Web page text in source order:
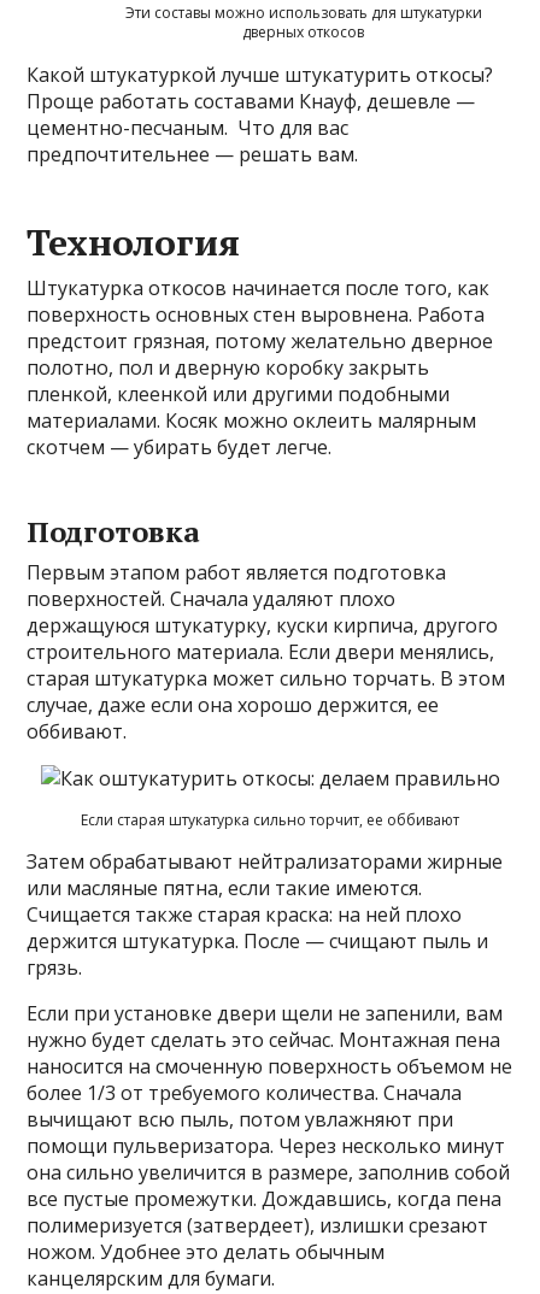
Эти составы можно использовать для штукатурки
дверных откосов
Какой штукатуркой лучше штукатурить откосы?
Проще работать составами Кнауф, дешевле —
цементно-песчаным. Что для вас
предпочтительнее — решать вам.
Технология
Штукатурка откосов начинается после того, как
поверхность основных стен выровнена. Работа
предстоит грязная, потому желательно дверное
полотно, пол и дверную коробку закрыть
пленкой, клеенкой или другими подобными
материалами. Косяк можно оклеить малярным
скотчем — убирать будет легче.
Подготовка
Первым этапом работ является подготовка
поверхностей. Сначала удаляют плохо
держащуюся штукатурку, куски кирпича, другого
строительного материала. Если двери менялись,
старая штукатурка может сильно торчать. В этом
случае, даже если она хорошо держится, ее
оббивают.
Если старая штукатурка сильно торчит, ее оббивают
Затем обрабатывают нейтрализаторами жирные
или масляные пятна, если такие имеются.
Счищается также старая краска: на ней плохо
держится штукатурка. После — счищают пыль и
грязь.
Если при установке двери щели не запенили, вам
нужно будет сделать это сейчас. Монтажная пена
наносится на смоченную поверхность объемом не
более 1/3 от требуемого количества. Сначала
вычищают всю пыль, потом увлажняют при
помощи пульверизатора. Через несколько минут
она сильно увеличится в размере, заполнив собой
все пустые промежутки. Дождавшись, когда пена
полимеризуется (затвердеет), излишки срезают
ножом. Удобнее это делать обычным
канцелярским для бумаги.